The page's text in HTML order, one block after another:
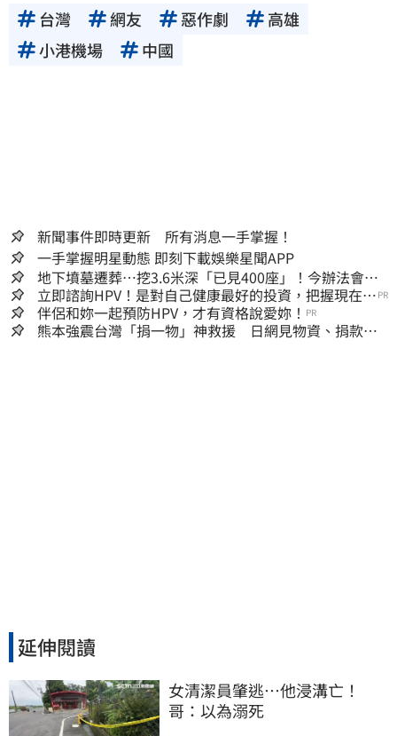
台灣 網友 惡作劇
高雄
小港機場
中國
新聞事件即時更新 所有消息一手掌握！
一手掌握明星動態 即刻下載娛樂星聞APP
地下墳墓遷葬…挖3.6米深「已見400座」！今辦法會安
撫祖先
立即諮詢HPV！是對自己健康最好的投資，把握現在不
嫌晚！
PR
伴侶和妳一起預防HPV，才有資格說愛妳！ PR
熊本強震台灣「捐一物」神救援 日網見物資、捐款
延伸閱讀
女清潔員肇逃⋯他浸溝亡！
哥：以為溺死